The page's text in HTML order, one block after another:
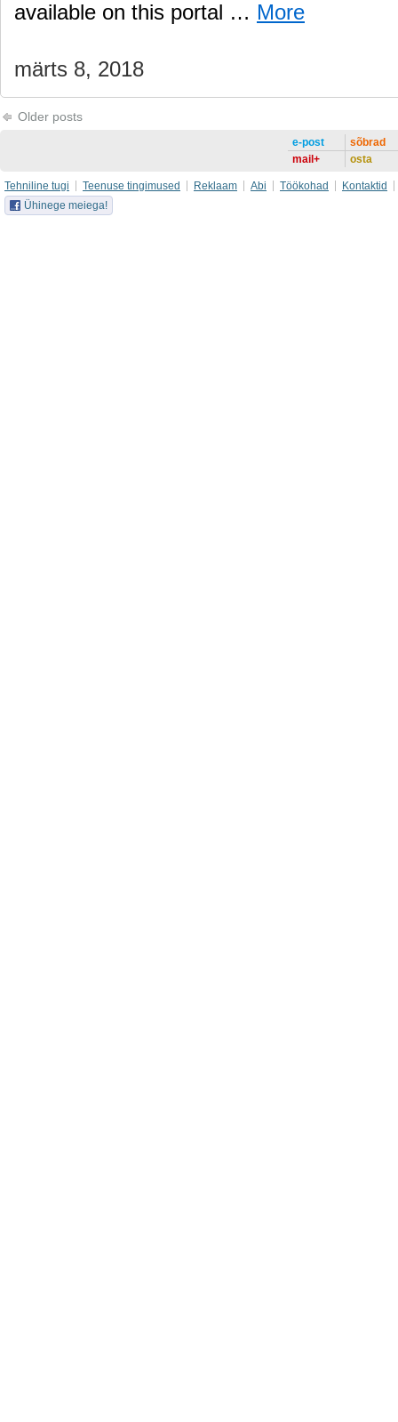
available on this portal … More
märts 8, 2018
Older posts
e-post
mail+
sõbrad
osta
Tehniline tugi Teenuse tingimused Reklaam Abi Töökohad
Kontaktid
Ühinege meiega!